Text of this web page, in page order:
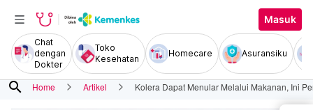
Masuk
Chat
dengan
Dokter
Toko
Kesehatan
Homecare Asuransiku
search Home Artikel Kolera Dapat Menular Melalui Makanan, Ini